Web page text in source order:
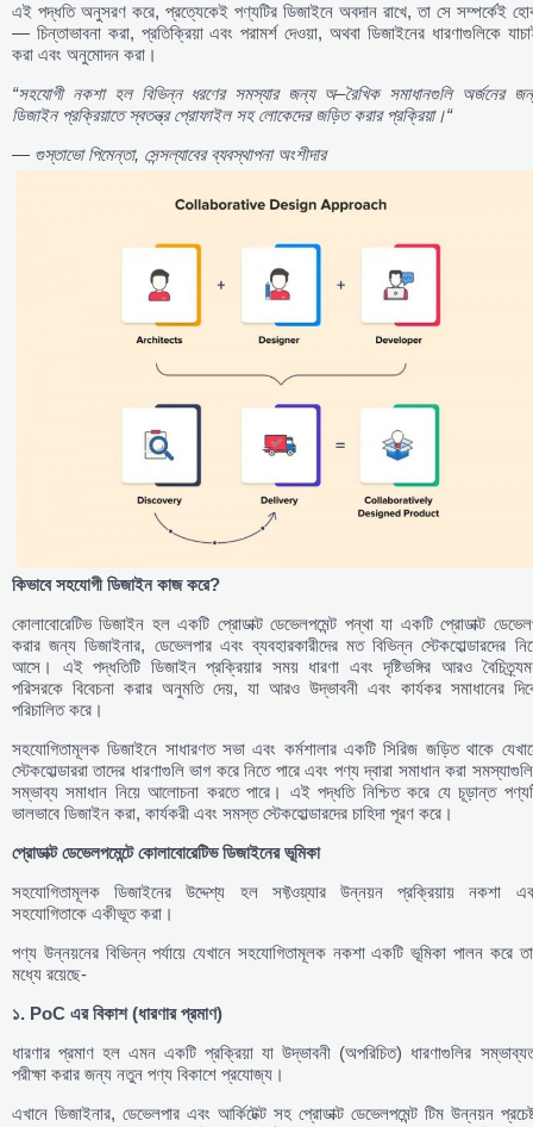
এই পদ্ধতি অনুসরণ করে, প্রত্যেকেই পণ্যটির ডিজাইনে অবদান রাখে, তা সে সম্পর্কেই
— চিন্তাভাবনা করা, প্রতিক্রিয়া এবং পরামর্শ দেওয়া, অথবা ডিজাইনের ধারণাগুলিকে
করা এবং অনুমোদন করা।
“সহযোগী নকশা হল বিভিন্ন ধরণের সমস্যার জন্য অ–রৈখিক সমাধানগুলি অর্জনের
ডিজাইন প্রক্রিয়াতে স্বতন্ত্র প্রোফাইল সহ লোকেদের জড়িত করার প্রক্রিয়া।“
— গুস্তাভো পিমেন্তা, সেন্সল্যাবের ব্যবস্থাপনা অংশীদার
কিভাবে সহযোগী ডিজাইন কাজ করে?
কোলাবোরেটিভ ডিজাইন হল একটি প্রোডাক্ট ডেভেলপমেন্ট পন্থা যা একটি প্রোডাক্ট
করার জন্য ডিজাইনার, ডেভেলপার এবং ব্যবহারকারীদের মত বিভিন্ন স্টেকহোল্ডারদের
আসে। এই পদ্ধতিটি ডিজাইন প্রক্রিয়ার সময় ধারণা এবং দৃষ্টিভঙ্গির আরও
পরিসরকে বিবেচনা করার অনুমতি দেয়, যা আরও উদ্ভাবনী এবং কার্যকর সমাধানের
পরিচালিত করে।
সহযোগিতামূলক ডিজাইনে সাধারণত সভা এবং কর্মশালার একটি সিরিজ জড়িত থাকে
স্টেকহোল্ডাররা তাদের ধারণাগুলি ভাগ করে নিতে পারে এবং পণ্য দ্বারা সমাধান করা
সম্ভাব্য সমাধান নিয়ে আলোচনা করতে পারে। এই পদ্ধতি নিশ্চিত করে যে চূড়ান্ত
ভালভাবে ডিজাইন করা, কার্যকরী এবং সমস্ত স্টেকহোল্ডারদের চাহিদা পূরণ করে।
প্রোডাক্ট ডেভেলপমেন্টে কোলাবোরেটিভ ডিজাইনের ভূমিকা
সহযোগিতামূলক ডিজাইনের উদ্দেশ্য হল সফ্টওয়্যার উন্নয়ন প্রক্রিয়ায় নকশা
সহযোগিতাকে একীভূত করা।
পণ্য উন্নয়নের বিভিন্ন পর্যায়ে যেখানে সহযোগিতামূলক নকশা একটি ভূমিকা পালন করে
মধ্যে রয়েছে-
১. PoC এর বিকাশ(ধারণার প্রমাণ)
ধারণার প্রমাণ হল এমন একটি প্রক্রিয়া যা উদ্ভাবনী (অপরিচিত) ধারণাগুলির
পরীক্ষা করার জন্য নতুন পণ্য বিকাশে প্রযোজ্য।
এখানে ডিজাইনার, ডেভেলপার এবং আর্কিটেক্ট সহ প্রোডাক্ট ডেভেলপমেন্ট টিম উন্নয়ন